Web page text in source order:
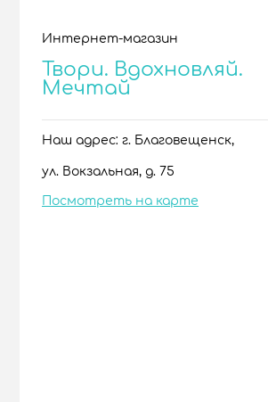
Интернет-магазин
Твори. Вдохновляй.
Мечтай
Наш адрес: г. Благовещенск,
ул. Вокзальная, д. 75
Посмотреть на карте